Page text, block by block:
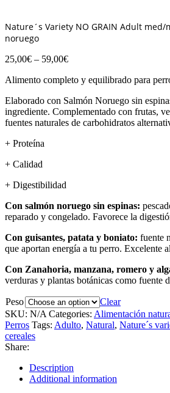
Nature´s Variety NO GRAIN Adult med/
noruego
25,00€ – 59,00€
Alimento completo y equilibrado para
Elaborado con Salmón Noruego sin
ingrediente. Complementado con frutas,
fuentes naturales de carbohidratos
+ Proteína
+ Calidad
+ Digestibilidad
Con salmón noruego sin espinas:
reparado y congelado. Favorece la
Con guisantes, patata y boniato: fuente
que aportan energía a tu perro. Excelente
Con Zanahoria, manzana, romero y
verduras y plantas botánicas como fuente
Peso
Clear
SKU: N/A Categories: Alimentación
Perros Tags: Adulto, Natural, Nature´s
cereales
Share:
Description
Additional information